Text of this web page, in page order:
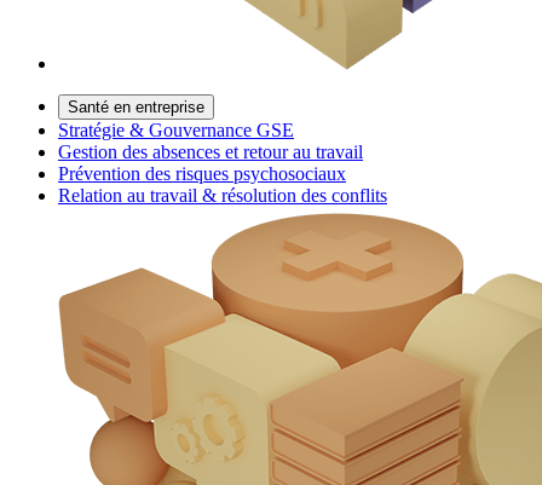
Santé en entreprise
Stratégie & Gouvernance GSE
Gestion des absences et retour au travail
Prévention des risques psychosociaux
Relation au travail & résolution des conflits